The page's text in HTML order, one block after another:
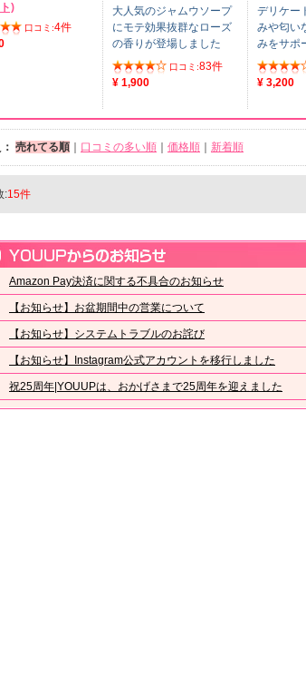
)
口コミ:4件
大人気のジャムウソープ
にモテ効果抜群なローズ
の香りが登場しました
口コミ:83件
¥ 1,900
デリケー
みや匂い
みをサポ
¥ 3,200
売れてる順 口コミの多い順 価格順 新着順
:15件
Amazon Pay決済に関する不具合のお知らせ
【お知らせ】お盆期間中の営業について
【お知らせ】システムトラブルのお詫び
【お知らせ】Instagram公式アカウントを移行しました
祝25周年|YOUUPは、おかげさまで25周年を迎えました